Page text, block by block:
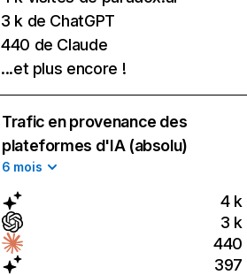
3 k de ChatGPT
440 de Claude
...et plus encore !
Trafic en provenance des
plateformes d'IA (absolu)
6 mois
4 k
3 k
440
397